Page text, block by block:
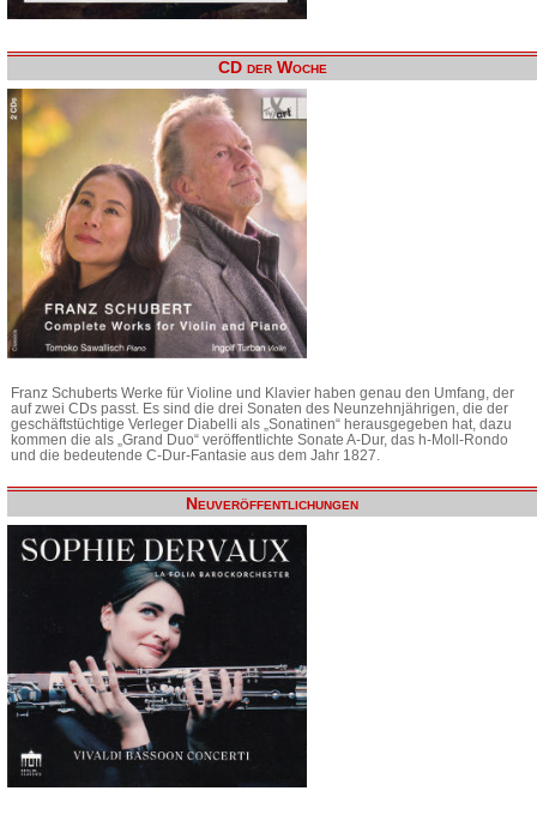
CD der Woche
Franz Schuberts Werke für Violine und Klavier haben genau den Umfang, der
auf zwei CDs passt. Es sind die drei Sonaten des Neunzehnjährigen, die der
geschäftstüchtige Verleger Diabelli als „Sonatinen“ herausgegeben hat, dazu
kommen die als „Grand Duo“ veröffentlichte Sonate A-Dur, das h-Moll-Rondo
und die bedeutende C-Dur-Fantasie aus dem Jahr 1827.
Neuveröffentlichungen